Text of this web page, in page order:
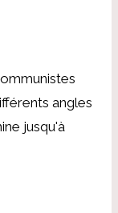
angles
jusqu'à